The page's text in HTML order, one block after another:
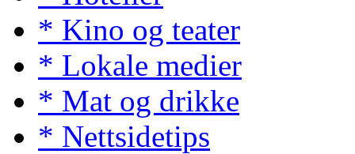
* Kino og teater
* Lokale medier
* Mat og drikke
* Nettsidetips